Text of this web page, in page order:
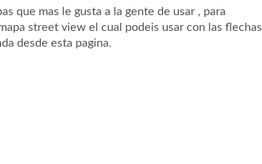
que mas le gusta a la gente de usar , para
street view el cual podeis usar con las flechas
desde esta pagina.